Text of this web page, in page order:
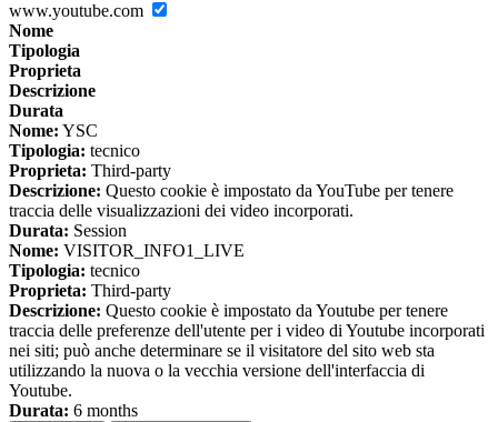
www.youtube.com
Nome
Tipologia
Proprieta
Descrizione
Durata
Nome: YSC
Tipologia: tecnico
Proprieta: Third-party
Descrizione: Questo cookie è impostato da YouTube per tenere
traccia delle visualizzazioni dei video incorporati.
Durata: Session
Nome: VISITOR_INFO1_LIVE
Tipologia: tecnico
Proprieta: Third-party
Descrizione: Questo cookie è impostato da Youtube per tenere
traccia delle preferenze dell'utente per i video di Youtube incorporati
nei siti; può anche determinare se il visitatore del sito web sta
utilizzando la nuova o la vecchia versione dell'interfaccia di
Youtube.
Durata: 6 months